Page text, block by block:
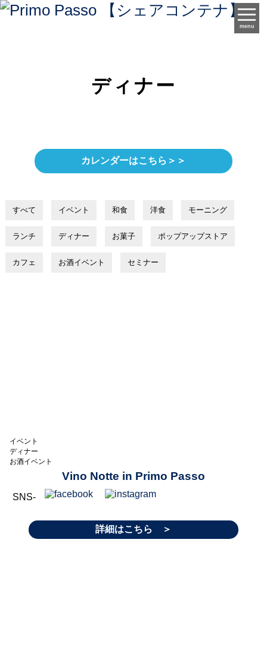
menu
ディナー
カレンダーはこちら＞＞
すべて イベント 和食 洋食 モーニング
ランチ ディナー お菓子 ポップアップストア
カフェ お酒イベント セミナー
イベント
ディナー
お酒イベント
Vino Notte in Primo Passo
SNS-
詳細はこちら ＞